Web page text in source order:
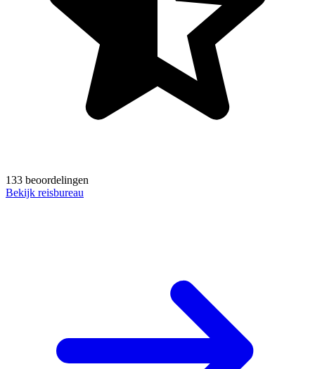
133 beoordelingen
Bekijk reisbureau